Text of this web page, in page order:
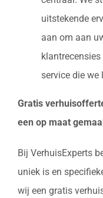
uitstekende
aan om aan
service die we
Gratis
een op maat
Bij VerhuisExperts
uniek is en
wij een gratis